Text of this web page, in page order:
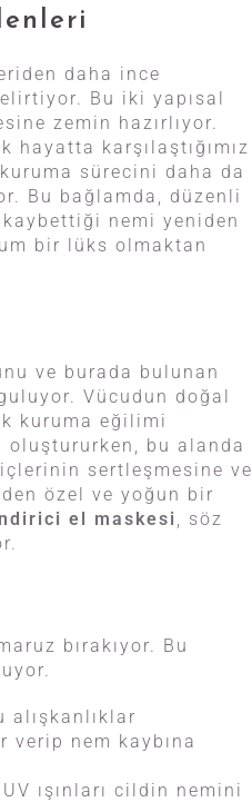
daha ince
Bu iki yapısal
zemin hazırlıyor.
karşılaştığımız
sürecini daha da
Bu bağlamda, düzenli
kaybettiği nemi yeniden
bir lüks olmaktan
ve burada bulunan
Vücudun doğal
kuruma eğilimi
oluştururken, bu alanda
sertleşmesine ve
özel ve yoğun bir
el maskesi
, söz
bırakıyor. Bu
alışkanlıklar
verip nem kaybına
ışınları cildin nemini